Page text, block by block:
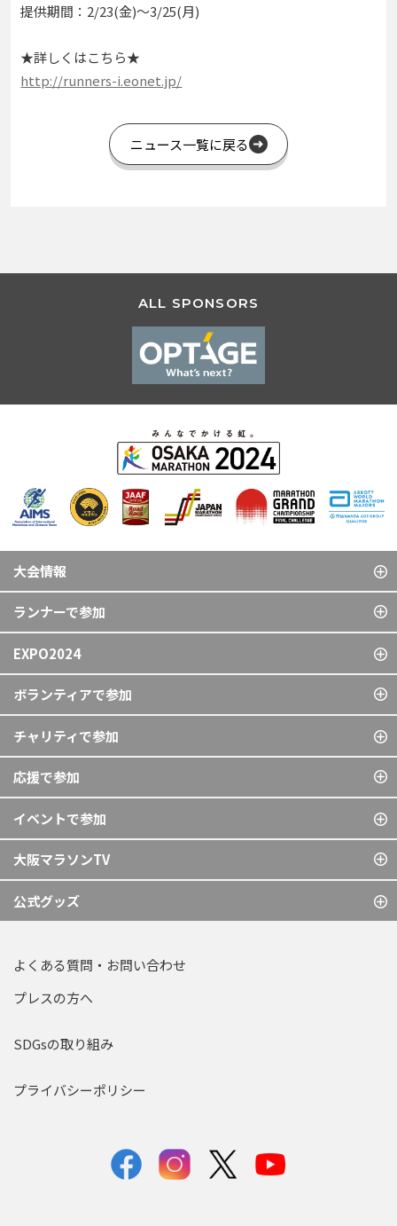
提供期間：2/23(金)～3/25(月)
★詳しくはこちら★
http://runners-i.eonet.jp/
ニュース一覧に戻る
ALL SPONSORS
大会情報
ランナーで参加
EXPO2024
ボランティアで参加
チャリティで参加
応援で参加
イベントで参加
大阪マラソンTV
公式グッズ
よくある質問・お問い合わせ
プレスの方へ
SDGsの取り組み
プライバシーポリシー